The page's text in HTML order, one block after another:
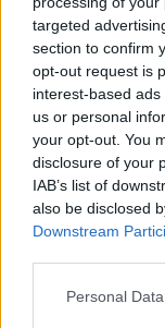
targeted
section to confirm
opt-out request is
interest-based
us or personal
your opt-out. You
disclosure of your
IAB’s list of
also be disclosed
Downstream
Personal